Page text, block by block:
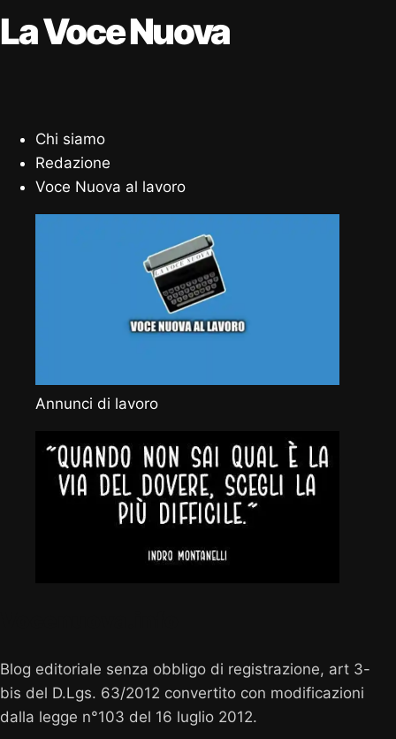
La Voce Nuova
Chi siamo
Redazione
Voce Nuova al lavoro
Annunci di lavoro
Blog editoriale senza obbligo di registrazione, art 3-
bis del D.Lgs. 63/2012 convertito con modificazioni
dalla legge n°103 del 16 luglio 2012.